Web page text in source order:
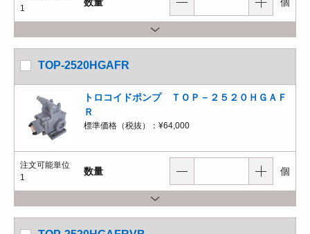
1
TOP-2520HGAFR
トロコイドポンプ ＴＯＰ－２５２０ＨＧＡＦ
Ｒ
標準価格（税抜）： ¥64,000
注文可能単位
1
数量 個